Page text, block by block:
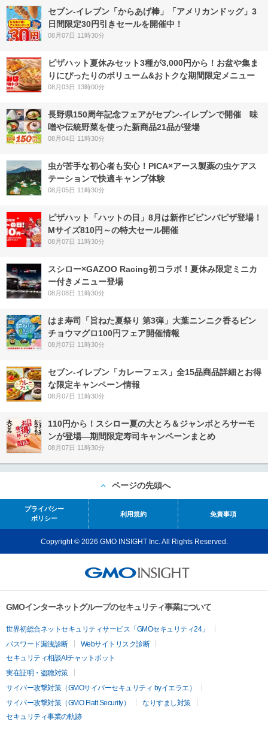
セブン‐イレブン「からあげ棒」「アメリカンドッグ」3
日間限定30円引きセールを開催中！
08月07日 11時30分
ピザハット夏休みセット3種が3,000円から！お盆や集ま
りにぴったりのボリューム&おトクな期間限定メニュー
08月03日 13時00分
長野県150周年記念フェアがセブン-イレブンで開催 味
噌や伝統野菜を使った新商品21品が登場
08月04日 11時30分
虫が苦手な初心者も安心！PICA×アース製薬の虫ケアス
テーションで快適キャンプ体験
08月05日 11時30分
ピザハット「ハットの日」8月は新作ビビンバピザ登場！
Mサイズ810円～の特大セール開催
08月07日 11時30分
スシロー×GAZOO Racing初コラボ！夏休み限定ミニカ
ー付きメニュー登場
08月08日 11時30分
はま寿司「旨ねた夏祭り 第3弾」大葉ニンニク香るビン
チョウマグロ100円フェア開催情報
08月07日 11時30分
セブン‐イレブン「カレーフェス」全15品商品詳細とお得
な限定キャンペーン情報
08月07日 11時30分
110円から！スシロー夏の大とろ＆ジャンボとろサーモ
ンが登場―期間限定寿司キャンペーンまとめ
08月07日 11時30分
ページの先頭へ
プライバシー
ポリシー
利用規約 免責事項
Copyright © 2026 GMO INSIGHT Inc. All Rights Reserved.
GMOインターネットグループのセキュリティ事業について
世界初総合ネットセキュリティサービス「GMOセキュリティ24」
パスワード漏洩診断
Webサイトリスク診断
セキュリティ相談AIチャットボット
実在証明・盗聴対策
サイバー攻撃対策（GMOサイバーセキュリティ byイエラエ）
サイバー攻撃対策（GMO Flatt Security）
なりすまし対策
セキュリティ事業の軌跡